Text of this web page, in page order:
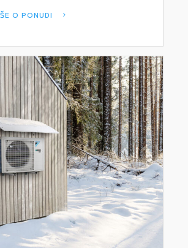
O PONUDI